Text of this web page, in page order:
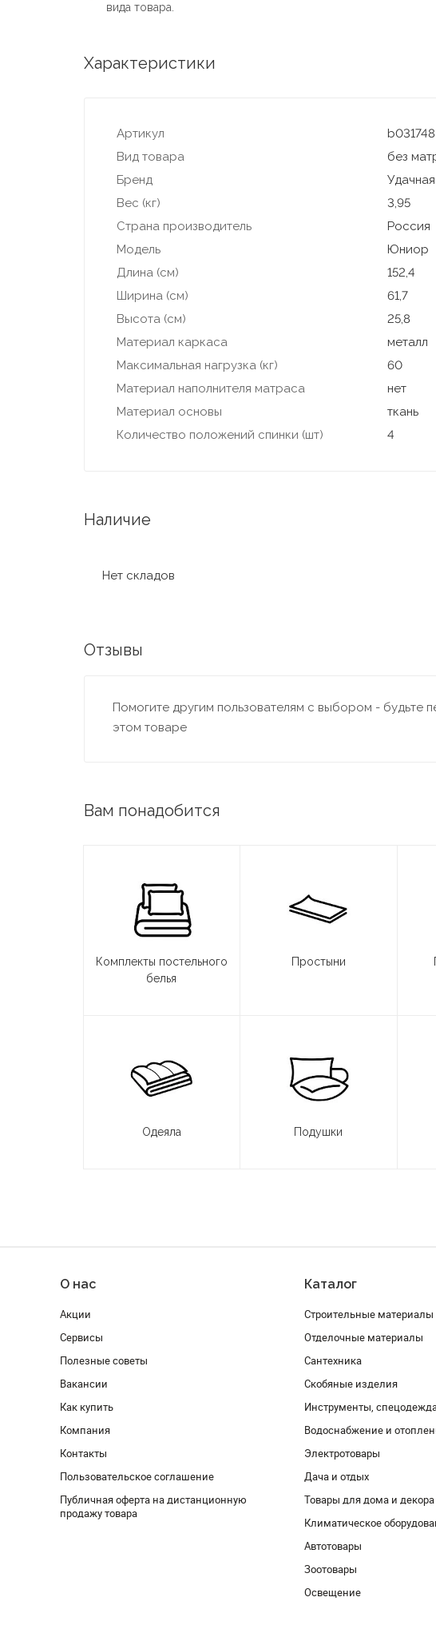
вида товара.
Характеристики
Артикул
b031748
Вид товара
без
Бренд
Вес (кг)
3,95
Страна производитель
Россия
Модель
Юниор
Длина (см)
152,4
Ширина (см)
61,7
Высота (см)
25,8
Материал каркаса
металл
Максимальная нагрузка (кг)
60
Материал наполнителя матраса
нет
Материал основы
ткань
Количество положений спинки (шт)
4
Наличие
Нет складов
Отзывы
Помогите другим пользователям с выбором - будьте
этом товаре
Вам понадобится
Комплекты постельного
белья
Простыни
Одеяла Подушки
О нас
Акции
Сервисы
Полезные советы
Вакансии
Как купить
Компания
Контакты
Пользовательское соглашение
Публичная оферта на дистанционную
продажу товара
Каталог
Строительные материалы
Отделочные материалы
Сантехника
Скобяные изделия
Инструменты,
Водоснабжение и
Электротовары
Дача и отдых
Товары для дома и декора
Климатическое
Автотовары
Зоотовары
Освещение